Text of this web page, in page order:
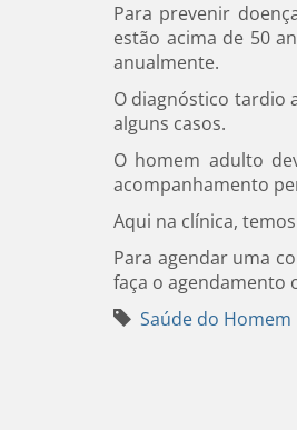
Para prevenir
estão acima de 50
anualmente.
O diagnóstico tardio
alguns casos.
O homem adulto
acompanhamento
Aqui na clínica,
Para agendar uma
faça o agendamento
Saúde do Homem